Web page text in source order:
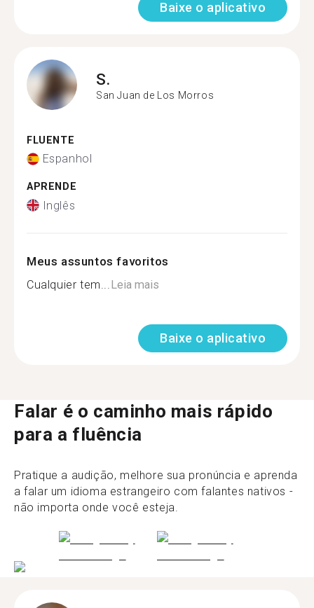
Baixe o aplicativo
S.
San Juan de Los Morros
FLUENTE
Espanhol
APRENDE
Inglês
Meus assuntos favoritos
Cualquier tem... Leia mais
Baixe o aplicativo
Falar é o caminho mais rápido
para a fluência
Pratique a audição, melhore sua pronúncia e aprenda
a falar um idioma estrangeiro com falantes nativos -
não importa onde você esteja.